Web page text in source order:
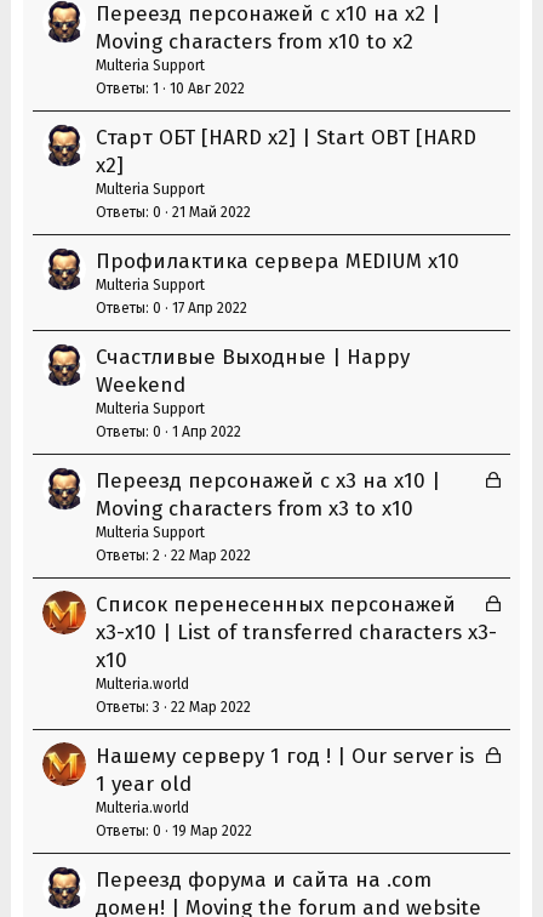
Переезд персонажей с х10 на х2 |
Moving characters from x10 to x2
Multeria Support
Ответы 1 10 Авг 2022
Старт ОБТ [HARD x2] | Start OBT [HARD
x2]
Multeria Support
Ответы 0 21 Май 2022
Профилактика сервера MEDIUM x10
Multeria Support
Ответы 0 17 Апр 2022
Счастливые Выходные | Happy
Weekend
Multeria Support
Ответы 0 1 Апр 2022
З
ы
т
Переезд персонажей с х3 на х10 |
Moving characters from x3 to x10
Multeria Support
Ответы 2 22 Мар 2022
З
т
а
Список перенесенных персонажей
х3-х10 | List of transferred characters х3-
х10
Multeria.world
Ответы 3 22 Мар 2022
З
ы
Нашему серверу 1 год ! | Our server is
1 year old
Multeria.world
Ответы 0 19 Мар 2022
Переезд форума и сайта на .com
домен! | Moving the forum and website